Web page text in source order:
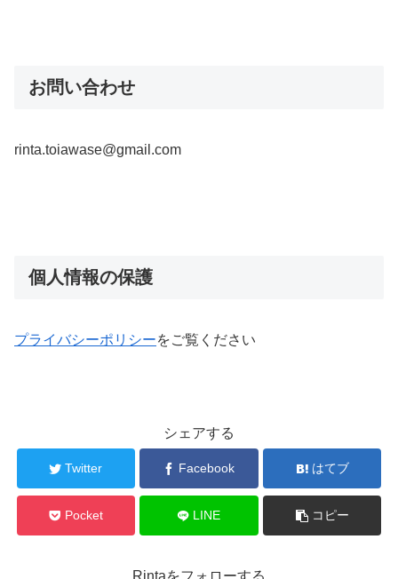
お問い合わせ
rinta.toiawase@gmail.com
個人情報の保護
プライバシーポリシーをご覧ください
シェアする
Twitter Facebook はてブ
Pocket LINE コピー